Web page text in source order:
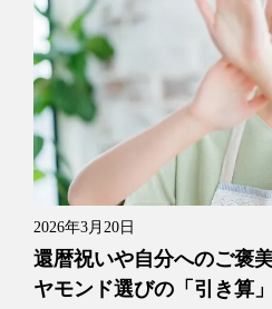
2026年3月20日
還暦祝いや自分へのご褒
ヤモンド選びの「引き算